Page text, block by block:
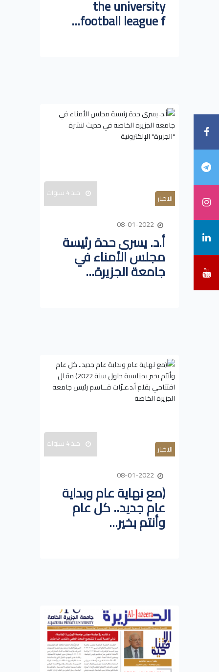
the university
football league f...
الاخبار منذ 4 سنوات
أ.د. يسرى حدة رئيسة
مجلس الأمناء في
جامعة الجزيرة...
الاخبار منذ 4 سنوات
(مع نهاية عام وبداية
عام جديد.. كل عام
وأنتم بخير...